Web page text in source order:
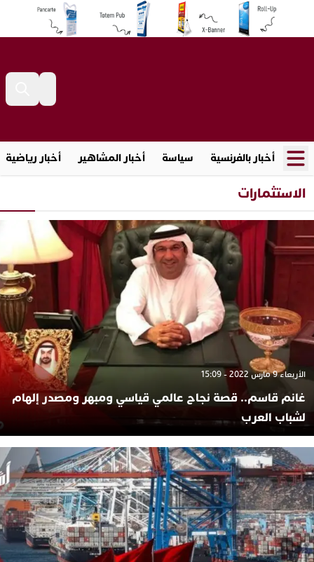
أخبار بالفرنسية سياسة أخبار المشاهير أخبار رياضية
الاستثمارات
الأربعاء 9 مارس 2022 - 15:09
غانم قاسم.. قصة نجاح عالمي قياسي ومبهر ومصدر إلهام
لشباب العرب